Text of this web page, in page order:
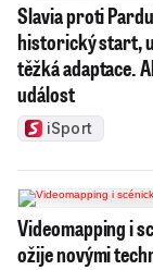
Slavia proti
historický start,
těžká adaptace.
událost
iSport
Videomapping i
ožije novými